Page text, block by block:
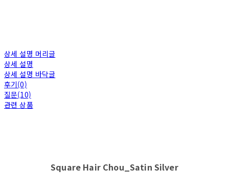
상세 설명 머리글
상세 설명
상세 설명 바닥글
후기(0)
질문(10)
관련 상품
Square Hair Chou_Satin Silver